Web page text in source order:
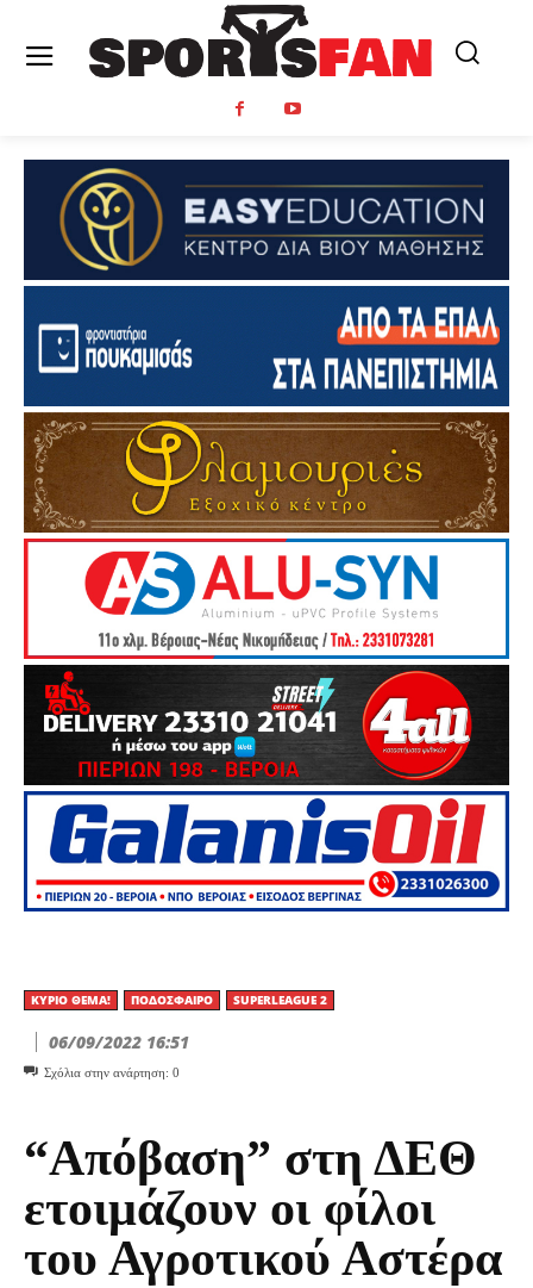
ΚΎΡΙΟ ΘΈΜΑ! ΠΟΔΌΣΦΑΙΡΟ SUPERLEAGUE 2
06/09/2022 16:51
Σχόλια στην ανάρτηση: 0
“Απόβαση” στη ΔΕΘ
ετοιμάζουν οι φίλοι
του Αγροτικού Αστέρα